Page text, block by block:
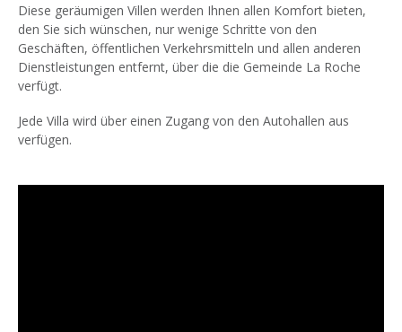
Diese geräumigen Villen werden Ihnen allen Komfort bieten,
den Sie sich wünschen, nur wenige Schritte von den
Geschäften, öffentlichen Verkehrsmitteln und allen anderen
Dienstleistungen entfernt, über die die Gemeinde La Roche
verfügt.
Jede Villa wird über einen Zugang von den Autohallen aus
verfügen.